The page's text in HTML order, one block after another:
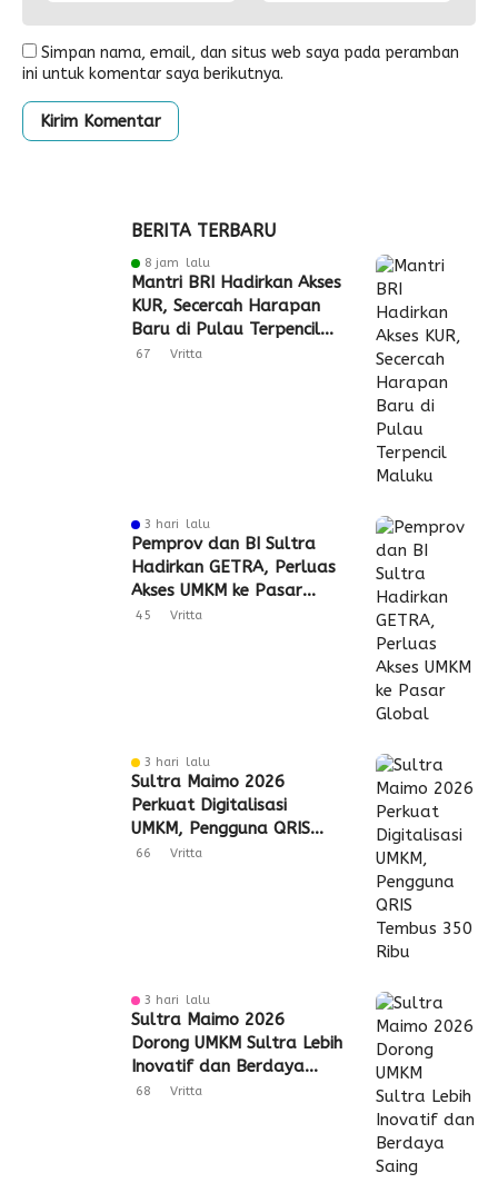
Simpan nama, email, dan situs web saya pada peramban
ini untuk komentar saya berikutnya.
BERITA TERBARU
8 jam lalu
Mantri BRI Hadirkan Akses
KUR, Secercah Harapan
Baru di Pulau Terpencil
Maluku
67 Vritta
3 hari lalu
Pemprov dan BI Sultra
Hadirkan GETRA, Perluas
Akses UMKM ke Pasar
Global
45 Vritta
3 hari lalu
Sultra Maimo 2026
Perkuat Digitalisasi
UMKM, Pengguna QRIS
Tembus 350 Ribu
66 Vritta
3 hari lalu
Sultra Maimo 2026
Dorong UMKM Sultra Lebih
Inovatif dan Berdaya
Saing
68 Vritta